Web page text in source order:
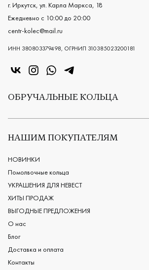
г. Иркутск, ул. Карла Маркса, 18
Ежедневно с 10:00 до 20:00
centr-kolec@mail.ru
ИНН 380803379498, ОГРНИП 310385023200181
«Центр колец» в VK
«Центр колец» в Instagram
«Центр колец» в Whatsapp
«Центр колец» в Telegram
ОБРУЧАЛЬНЫЕ КОЛЬЦА
Все обручальные кольца
Европейские обручальные кольца
Мужские обручальные кольца
Женские обручальные кольца
Обручальные кольца из платины
Дизайнерские обручальные кольца
Черные обручальные кольца
НАШИМ ПОКУПАТЕЛЯМ
НОВИНКИ
Помолвочные кольца
УКРАШЕНИЯ ДЛЯ НЕВЕСТ
ХИТЫ ПРОДАЖ
ВЫГОДНЫЕ ПРЕДЛОЖЕНИЯ
О нас
Блог
Доставка и оплата
Контакты